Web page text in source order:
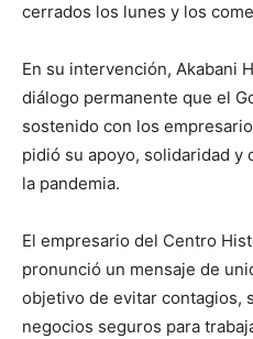
cerrados los lunes y los
En su intervención, Akabani
diálogo permanente que el
sostenido con los
pidió su apoyo, solidaridad y
la pandemia.
El empresario del Centro
pronunció un mensaje de
objetivo de evitar contagios,
negocios seguros para